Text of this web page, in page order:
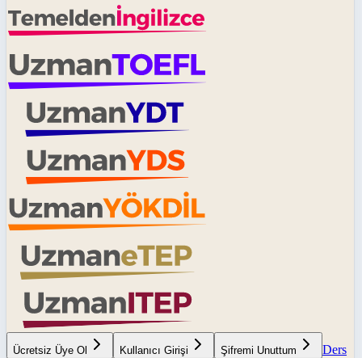
Ücretsiz Üye Ol Kullanıcı Girişi Şifremi Unuttum
Ders